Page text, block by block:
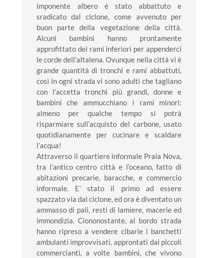
imponente albero è stato abbattuto e
sradicato dal ciclone, come avvenuto per
buon parte della vegetazione della città.
Alcuni bambini hanno prontamente
approfittato dei rami inferiori per appenderci
le corde dell’altalena. Ovunque nella città vi è
grande quantità di tronchi e rami abbattuti,
così in ogni strada vi sono adulti che tagliano
con l’accetta tronchi più grandi, donne e
bambini che ammucchiano i rami minori:
almeno per qualche tempo si potrà
risparmiare sull’acquisto del carbone, usato
quotidianamente per cucinare e scaldare
l’acqua!
Attraverso il quartiere informale Praia Nova,
tra l’antico centro città e l’oceano, fatto di
abitazioni precarie, baracche, e commercio
informale. E’ stato il primo ad essere
spazzato via dal ciclone, ed ora è diventato un
ammasso di pali, resti di lamiere, macerie ed
immondizia. Ciononostante, al bordo strada
hanno ripreso a vendere cibarie i banchetti
ambulanti improvvisati, approntati dai piccoli
commercianti, a volte bambini, che vivono